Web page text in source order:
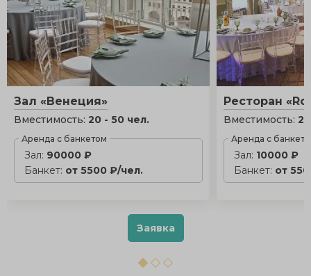
Зал «Венеция»
Вместимость: 20 - 50 чел.
Аренда с банкетом
Зал: 90000 ₽
Банкет: от 5500 ₽/чел.
Ресторан
Вместимость:
Аренда с
Зал: 10000 ₽
Банкет: от
Заявка